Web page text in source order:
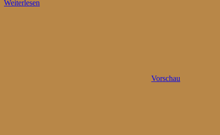
Weiterlesen
Vorschau